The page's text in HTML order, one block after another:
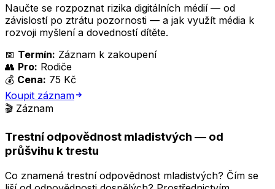
Naučte se rozpoznat rizika digitálních médií — od
závislostí po ztrátu pozornosti — a jak využít média k
rozvoji myšlení a dovedností dítěte.
📅 Termín: Záznam k zakoupení
👥 Pro: Rodiče
💰 Cena: 75 Kč
Koupit záznam
🎬 Záznam
Trestní odpovědnost mladistvých — od
průšvihu k trestu
Co znamená trestní odpovědnost mladistvých? Čím se